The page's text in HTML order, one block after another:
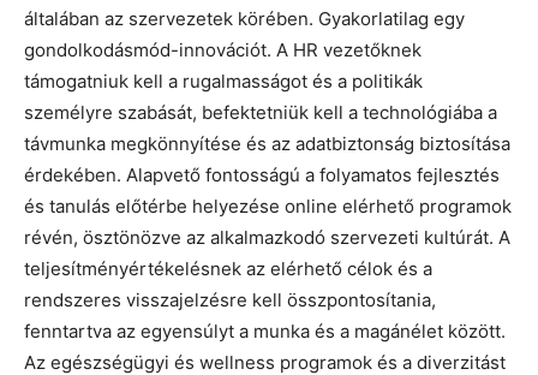
általában az szervezetek körében. Gyakorlatilag egy
gondolkodásmód-innovációt. A HR vezetőknek
támogatniuk kell a rugalmasságot és a politikák
személyre szabását, befektetniük kell a technológiába a
távmunka megkönnyítése és az adatbiztonság biztosítása
érdekében. Alapvető fontosságú a folyamatos fejlesztés
és tanulás előtérbe helyezése online elérhető programok
révén, ösztönözve az alkalmazkodó szervezeti kultúrát. A
teljesítményértékelésnek az elérhető célok és a
rendszeres visszajelzésre kell összpontosítania,
fenntartva az egyensúlyt a munka és a magánélet között.
Az egészségügyi és wellness programok és a diverzitást